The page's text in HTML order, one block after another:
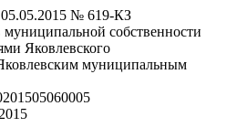
05.05.2015 № 619-КЗ
собственности
Яковлевского
муниципальным